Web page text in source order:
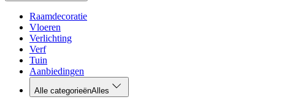
Raamdecoratie
Vloeren
Verlichting
Verf
Tuin
Aanbiedingen
Alle categorieënAlles